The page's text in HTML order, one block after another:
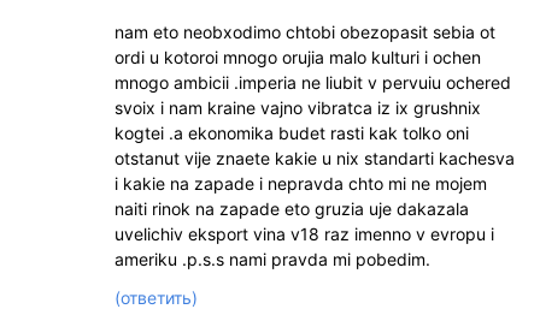
nam eto neobxodimo chtobi obezopasit sebia ot
ordi u kotoroi mnogo orujia malo kulturi i ochen
mnogo ambicii .imperia ne liubit v pervuiu ochered
svoix i nam kraine vajno vibratca iz ix grushnix
kogtei .a ekonomika budet rasti kak tolko oni
otstanut vije znaete kakie u nix standarti kachesva
i kakie na zapade i nepravda chto mi ne mojem
naiti rinok na zapade eto gruzia uje dakazala
uvelichiv eksport vina v18 raz imenno v evropu i
ameriku .p.s.s nami pravda mi pobedim.
(ответить)